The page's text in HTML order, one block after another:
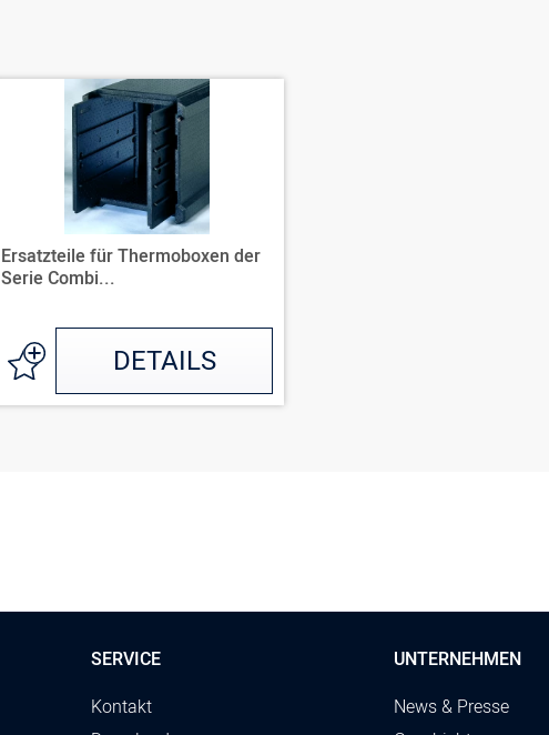
Ersatzteile für Thermoboxen der
Serie Combi...
DETAILS
SERVICE
Kontakt
UNTERNEHMEN
News & Presse